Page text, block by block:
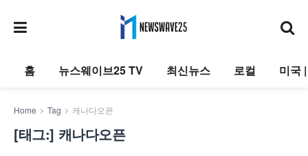
홈 뉴스웨이브25 TV 최신뉴스 로컬 미국
Home Tag 캐나다오픈
[태그:] 캐나다오픈